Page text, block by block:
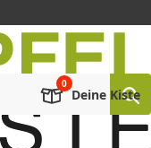
Deine Kiste